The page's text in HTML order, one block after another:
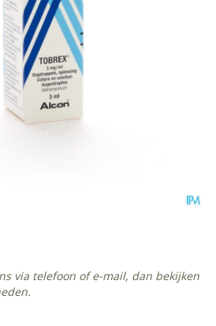
via telefoon of e-mail, dan bekijken